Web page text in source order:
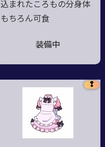
込まれたころもの分身体
もちろん可食
装備中
❢